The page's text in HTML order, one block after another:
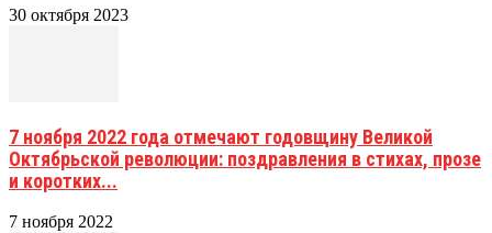
30 октября 2023
7 ноября 2022 года отмечают годовщину Великой
Октябрьской революции: поздравления в стихах, прозе
и коротких...
7 ноября 2022